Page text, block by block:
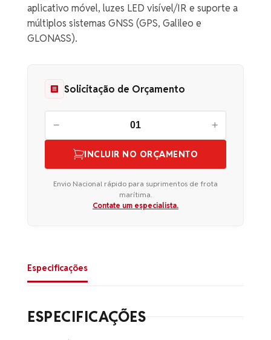
aplicativo móvel, luzes LED visível/IR e suporte a
múltiplos sistemas GNSS (GPS, Galileo e
GLONASS).
Solicitação de Orçamento
− +
INCLUIR NO ORÇAMENTO
Envio Nacional rápido para suprimentos de frota
marítima.
Contate um especialista.
Especificações
ESPECIFICAÇÕES